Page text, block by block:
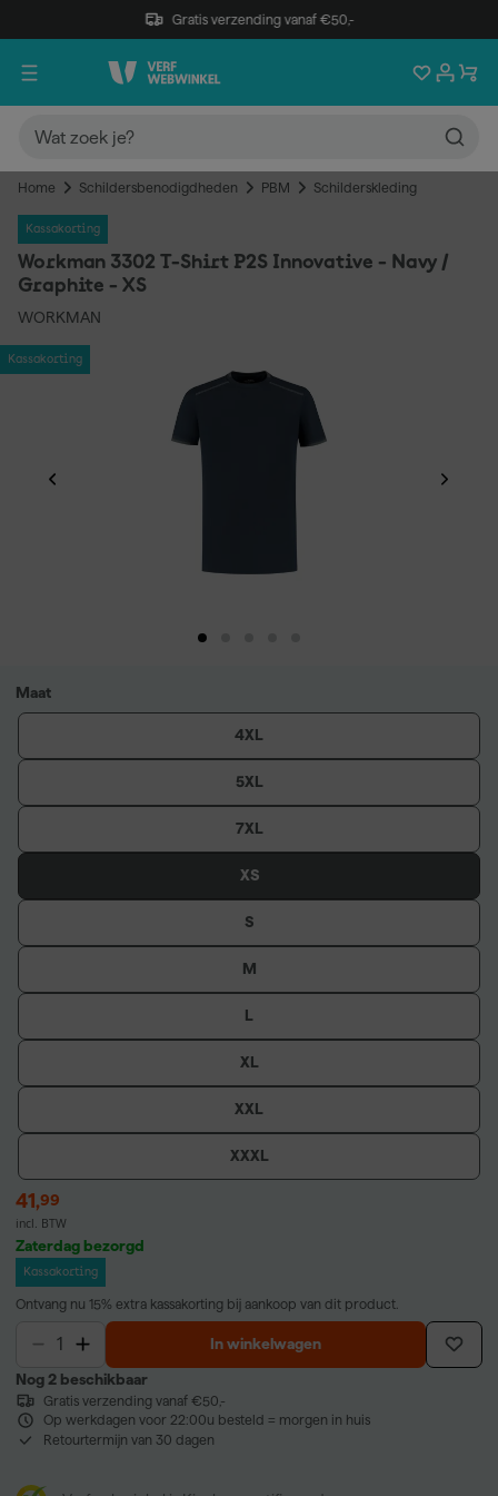
Gratis verzending vanaf €50,-
Home Schildersbenodigdheden PBM Schilderskleding
Kassakorting
Workman 3302 T-Shirt P2S Innovative - Navy /
Graphite - XS
WORKMAN
Kassakorting
Maat
4XL
5XL
7XL
XS
S
M
L
XL
XXL
XXXL
41,99
incl. BTW
Zaterdag bezorgd
Kassakorting
Ontvang nu 15% extra kassakorting bij aankoop van dit product.
In winkelwagen
Nog 2 beschikbaar
Gratis verzending vanaf €50,-
Op werkdagen voor 22:00u besteld = morgen in huis
Retourtermijn van 30 dagen